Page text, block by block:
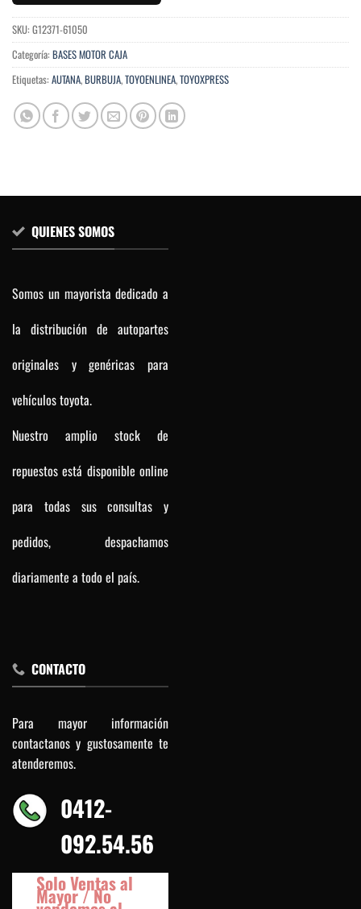
SKU: G12371-61050
Categoría: BASES MOTOR CAJA
Etiquetas: AUTANA,BURBUJA,TOYOENLINEA,TOYOXPRESS
QUIENES SOMOS
Somos un mayorista dedicado a
la distribución de autopartes
originales y genéricas para
vehículos toyota.
Nuestro amplio stock de
repuestos está disponible online
para todas sus consultas y
pedidos, despachamos
diariamente a todo el país.
CONTACTO
Para mayor información
contactanos y gustosamente te
atenderemos.
0412-
092.54.56
Solo Ventas al
Mayor / No